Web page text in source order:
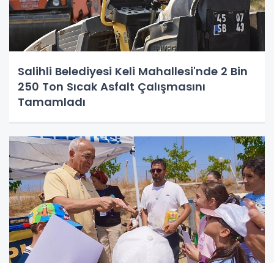
Salihli Belediyesi Keli Mahallesi'nde 2 Bin
250 Ton Sıcak Asfalt Çalışmasını
Tamamladı